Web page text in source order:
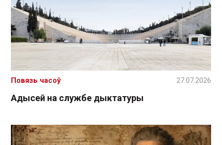
Адысей на службе дыктатуры
Повязь часоў 27.07.2026